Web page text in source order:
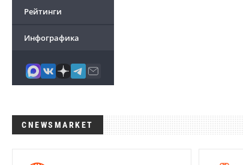
Рейтинги
Инфографика
CNEWSMARKET